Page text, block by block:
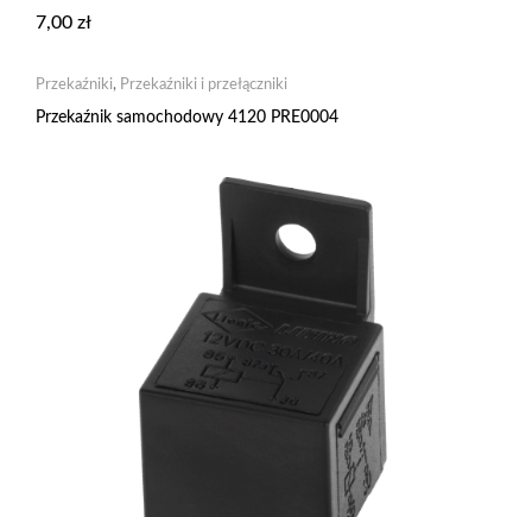
7,00 zł
Przekaźniki, Przekaźniki i przełączniki
Przekaźnik samochodowy 4120 PRE0004